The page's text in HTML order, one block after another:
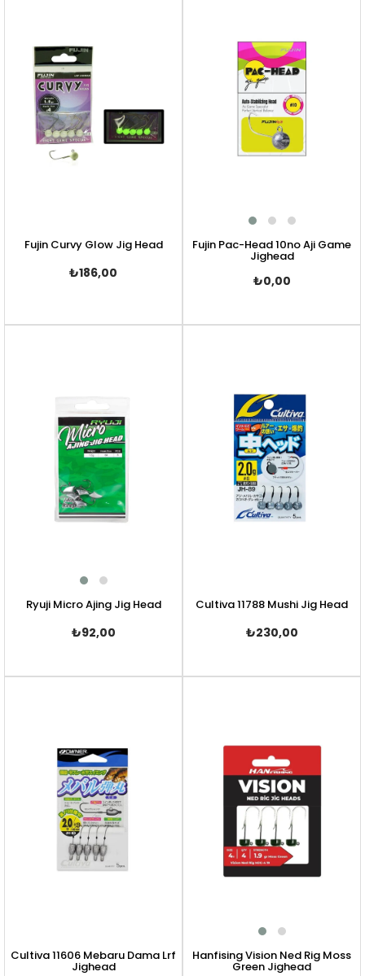
Fujin Curvy Glow Jig Head
₺186,00
Fujin Pac-Head 10no Aji Game
Jighead
₺0,00
Ryuji Micro Ajing Jig Head
₺92,00
Cultiva 11788 Mushi Jig Head
₺230,00
Cultiva 11606 Mebaru Dama Lrf
Jighead
Hanfising Vision Ned Rig Moss
Green Jighead